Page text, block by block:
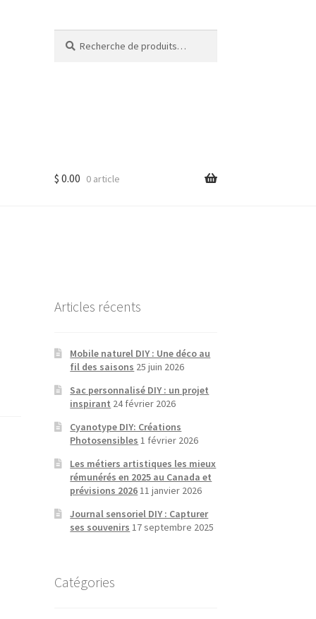
pour :
$ 0.00 0 article
Articles récents
Mobile naturel DIY : Une déco au
fil des saisons 25 juin 2026
Sac personnalisé DIY : un projet
inspirant 24 février 2026
Cyanotype DIY: Créations
Photosensibles 1 février 2026
Les métiers artistiques les mieux
rémunérés en 2025 au Canada et
prévisions 202611 janvier 2026
Journal sensoriel DIY : Capturer
ses souvenirs 17 septembre 2025
Catégories